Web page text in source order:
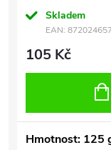
Skladem
EAN:
105 Kč
Hmotnost: 125